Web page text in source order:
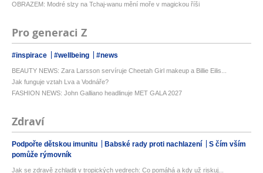
OBRAZEM: Modré slzy na Tchaj-wanu mění moře v magickou říši
Pro generaci Z
#inspirace #wellbeing #news
BEAUTY NEWS: Zara Larsson servíruje Cheetah Girl makeup a Billie Eilis...
Jak funguje vztah Lva a Vodnáře?
FASHION NEWS: John Galliano headlinuje MET GALA 2027
Zdraví
Podpořte dětskou imunitu Babské rady proti nachlazení
S čím vším
pomůže rýmovník
Jak se zdravě zchladit v tropických vedrech: Co pomáhá a kdy už riskuj...